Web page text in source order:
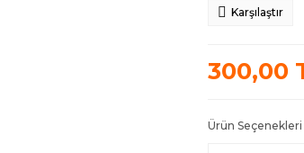
Karşılaştır
300,00
Ürün Seçenekleri